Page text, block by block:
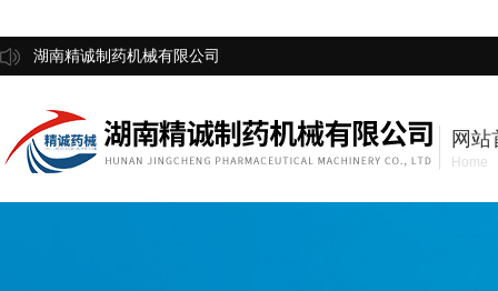
湖南精诚制药机械有限公司
网站
Home